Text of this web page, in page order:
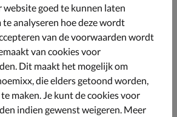
voorgevormd voetbed van leer. Deze
aan de voetboog tijdens het
stevige rubberen loopzool met
website goed te kunnen laten
analyseren hoe deze wordt
van de voorwaarden wordt
van cookies voor
Dit maakt het mogelijk om
die elders getoond worden,
maken. Je kunt de cookies voor
indien gewenst weigeren. Meer